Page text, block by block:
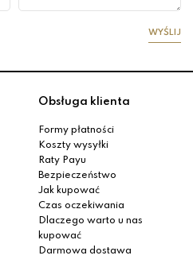
WYŚLIJ
Obsługa klienta
Formy płatności
Koszty wysyłki
Raty Payu
Bezpieczeństwo
Jak kupować
Czas oczekiwania
Dlaczego warto u nas
kupować
Darmowa dostawa